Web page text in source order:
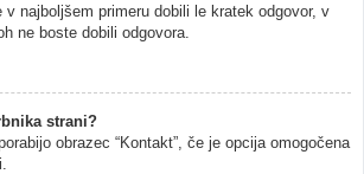
najboljšem primeru dobili le kratek odgovor, v
ne boste dobili odgovora.
strani?
obrazec “Kontakt”, če je opcija omogočena